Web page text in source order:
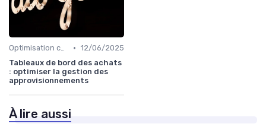
Optimisation coûts • 12/06/2025
Tableaux de bord des achats
: optimiser la gestion des
approvisionnements
À lire aussi